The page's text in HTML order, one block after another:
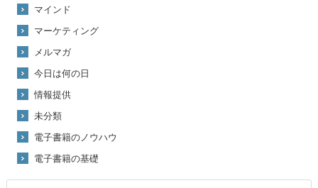
マインド
マーケティング
メルマガ
今日は何の日
情報提供
未分類
電子書籍のノウハウ
電子書籍の基礎